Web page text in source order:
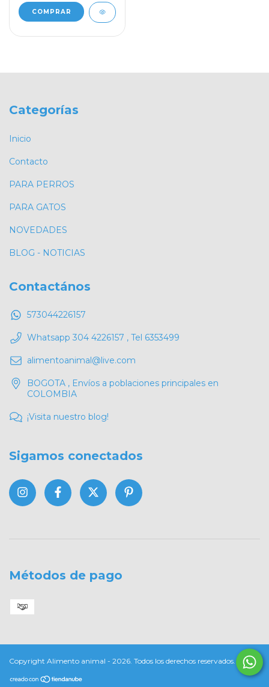
Categorías
Inicio
Contacto
PARA PERROS
PARA GATOS
NOVEDADES
BLOG - NOTICIAS
Contactános
573044226157
Whatsapp 304 4226157 , Tel 6353499
alimentoanimal@live.com
BOGOTA , Envíos a poblaciones principales en
COLOMBIA
¡Visita nuestro blog!
Sigamos conectados
Métodos de pago
Copyright Alimento animal - 2026. Todos los derechos reservados.